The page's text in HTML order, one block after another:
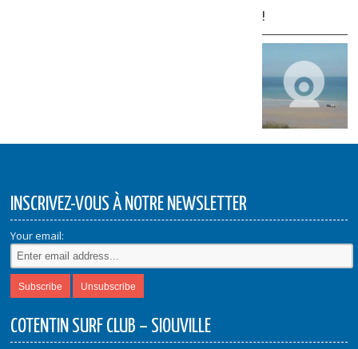
!
INSCRIVEZ-VOUS À NOTRE NEWSLETTER
Your email:
COTENTIN SURF CLUB – SIOUVILLE